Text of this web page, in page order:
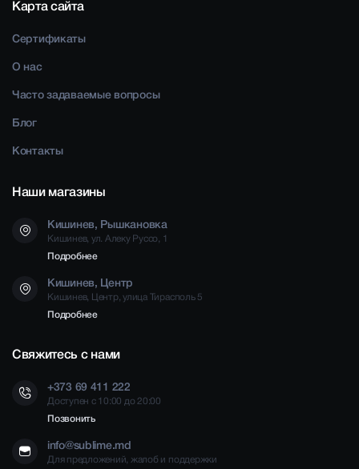
Карта сайта
Сертификаты
О нас
Часто задаваемые вопросы
Блог
Контакты
Наши магазины
Кишинев, Рышкановка
Кишинев, ул. Алеку Руссо, 1
Подробнее
Кишинев, Центр
Кишинев, Центр, улица Тирасполь 5
Подробнее
Свяжитесь с нами
+373 69 411 222
Доступен с 10:00 до 20:00
Позвонить
info@sublime.md
Для предложений, жалоб и поддержки